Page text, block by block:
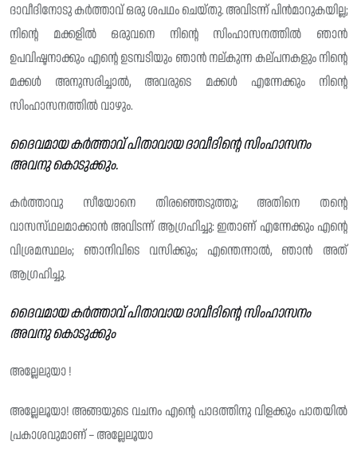
ദാവീദിനോടു കർത്താവ് ഒരു ശപഥം ചെയ്‌തു. അവിടന്ന് പിൻമാറുകയില്ല;
നിന്റെ മക്കളിൽ ഒരുവനെ നിന്റെ സിംഹാസനത്തിൽ ഞാൻ
ഉപവിഷ്ടനാക്കും എന്റെ ഉടമ്പടിയും ഞാൻ നല്‌കുന്ന കല്പനകളും നിൻ്റെ
മക്കൾ അനുസരിച്ചാൽ, അവരുടെ മക്കൾ എന്നേക്കും നിന്റെ
സിംഹാസനത്തിൽ വാഴും.
ദൈവമായ കർത്താവ് പിതാവായ ദാവീദിൻ്റെ സിംഹാസനം
അവനു കൊടുക്കും.
കർത്താവു സീയോനെ തിരഞ്ഞെടുത്തു; അതിനെ തന്റെ
വാസസ്‌ഥലമാക്കാൻ അവിടന്ന് ആഗ്രഹിച്ചു: ഇതാണ് എന്നേക്കും എൻ്റെ
വിശ്രമസ്ഥ‌ലം; ഞാനിവിടെ വസിക്കും; എന്തെന്നാൽ, ഞാൻ അത്
ആഗ്രഹിച്ചു.
ദൈവമായ കർത്താവ് പിതാവായ ദാവീദിന്റെ സിംഹാസനം
അവനു കൊടുക്കും
അല്ലേലുയാ !
അല്ലേലൂയാ! അങ്ങയുടെ വചനം എന്റെ പാദത്തിനു വിളക്കും പാതയിൽ
പ്രകാശവുമാണ് – അല്ലേലൂയാ